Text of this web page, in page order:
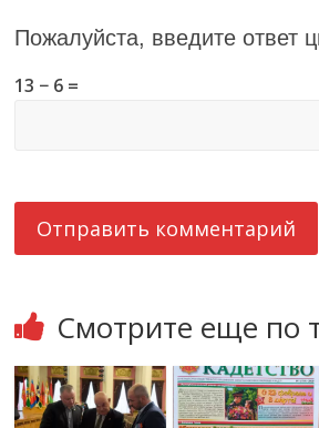
Смотрите еще по
Пожалуйста, введите ответ
13 − 6 =